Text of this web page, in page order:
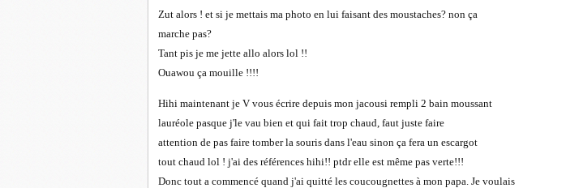
Zut alors ! et si je mettais ma photo en lui faisant des moustaches? non ça
marche pas?
Tant pis je me jette allo alors lol !!
Ouawou ça mouille !!!!
Hihi maintenant je V vous écrire depuis mon jacousi rempli 2 bain moussant
lauréole pasque j'le vau bien et qui fait trop chaud, faut juste faire
attention de pas faire tomber la souris dans l'eau sinon ça fera un escargot
tout chaud lol ! j'ai des références hihi!! ptdr elle est même pas verte!!!
Donc tout a commencé quand j'ai quitté les coucougnettes à mon papa. Je voulais